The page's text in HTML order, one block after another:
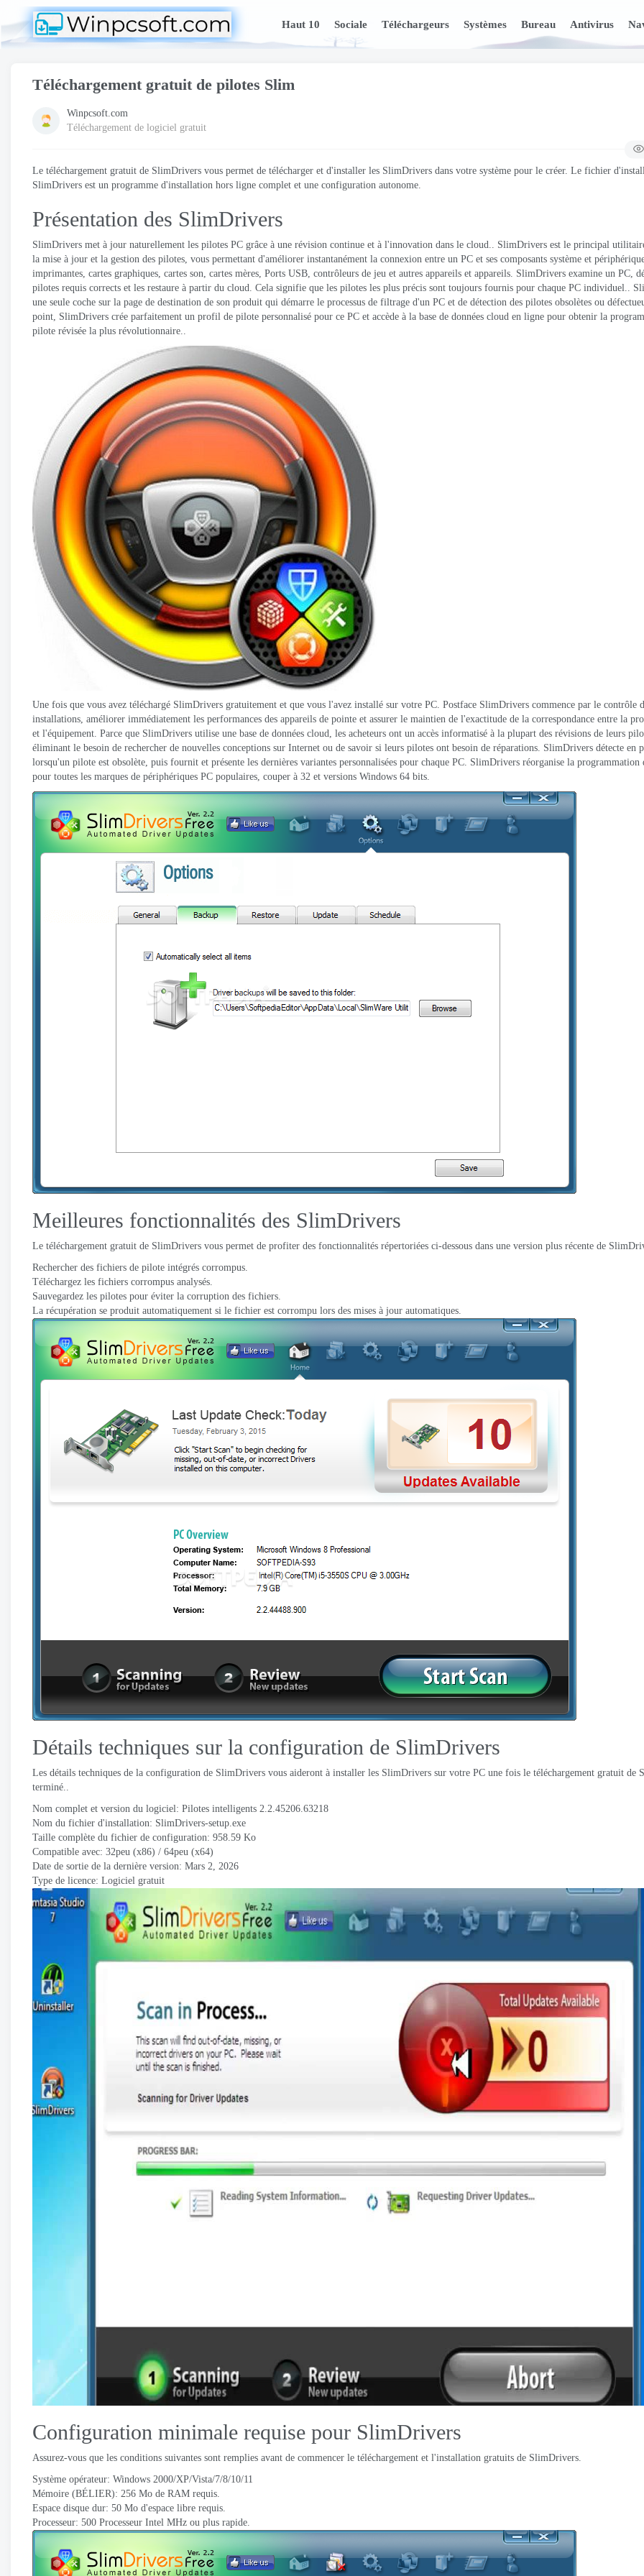
Haut 10 Sociale Téléchargeurs Systèmes Bureau Antivirus
Téléchargement gratuit de pilotes Slim
Winpcsoft.com
Téléchargement de logiciel gratuit
Le téléchargement gratuit de SlimDrivers vous permet de télécharger et d'installer les SlimDrivers dans votre système pour le créer. Le fichier
SlimDrivers est un programme d'installation hors ligne complet et une configuration autonome.
Présentation des SlimDrivers
SlimDrivers met à jour naturellement les pilotes PC grâce à une révision continue et à l'innovation dans le cloud.. SlimDrivers est le principal
la mise à jour et la gestion des pilotes, vous permettant d'améliorer instantanément la connexion entre un PC et ses composants système et
imprimantes, cartes graphiques, cartes son, cartes mères, Ports USB, contrôleurs de jeu et autres appareils et appareils. SlimDrivers examine un PC,
pilotes requis corrects et les restaure à partir du cloud. Cela signifie que les pilotes les plus précis sont toujours fournis pour chaque PC individuel..
une seule coche sur la page de destination de son produit qui démarre le processus de filtrage d'un PC et de détection des pilotes obsolètes ou
point, SlimDrivers crée parfaitement un profil de pilote personnalisé pour ce PC et accède à la base de données cloud en ligne pour obtenir la
pilote révisée la plus révolutionnaire..
Une fois que vous avez téléchargé SlimDrivers gratuitement et que vous l'avez installé sur votre PC. Postface SlimDrivers commence par le contrôle
installations, améliorer immédiatement les performances des appareils de pointe et assurer le maintien de l'exactitude de la correspondance entre la
et l'équipement. Parce que SlimDrivers utilise une base de données cloud, les acheteurs ont un accès informatisé à la plupart des révisions de leurs
éliminant le besoin de rechercher de nouvelles conceptions sur Internet ou de savoir si leurs pilotes ont besoin de réparations. SlimDrivers détecte en
lorsqu'un pilote est obsolète, puis fournit et présente les dernières variantes personnalisées pour chaque PC. SlimDrivers réorganise la programmation
pour toutes les marques de périphériques PC populaires, couper à 32 et versions Windows 64 bits.
Meilleures fonctionnalités des SlimDrivers
Le téléchargement gratuit de SlimDrivers vous permet de profiter des fonctionnalités répertoriées ci-dessous dans une version plus récente de
Rechercher des fichiers de pilote intégrés corrompus.
Téléchargez les fichiers corrompus analysés.
Sauvegardez les pilotes pour éviter la corruption des fichiers.
La récupération se produit automatiquement si le fichier est corrompu lors des mises à jour automatiques.
Détails techniques sur la configuration de SlimDrivers
Les détails techniques de la configuration de SlimDrivers vous aideront à installer les SlimDrivers sur votre PC une fois le téléchargement gratuit de
terminé..
Nom complet et version du logiciel: Pilotes intelligents 2.2.45206.63218
Nom du fichier d'installation: SlimDrivers-setup.exe
Taille complète du fichier de configuration: 958.59 Ko
Compatible avec: 32peu (x86) / 64peu (x64)
Date de sortie de la dernière version: Mars 2, 2026
Type de licence: Logiciel gratuit
Configuration minimale requise pour SlimDrivers
Assurez-vous que les conditions suivantes sont remplies avant de commencer le téléchargement et l'installation gratuits de SlimDrivers.
Système opérateur: Windows 2000/XP/Vista/7/8/10/11
Mémoire (BÉLIER): 256 Mo de RAM requis.
Espace disque dur: 50 Mo d'espace libre requis.
Processeur: 500 Processeur Intel MHz ou plus rapide.